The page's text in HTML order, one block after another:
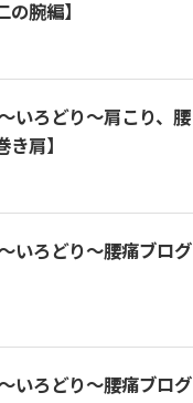
腕編】
いろどり～肩こり、腰
肩】
いろどり～腰痛ブログ
いろどり～腰痛ブログ